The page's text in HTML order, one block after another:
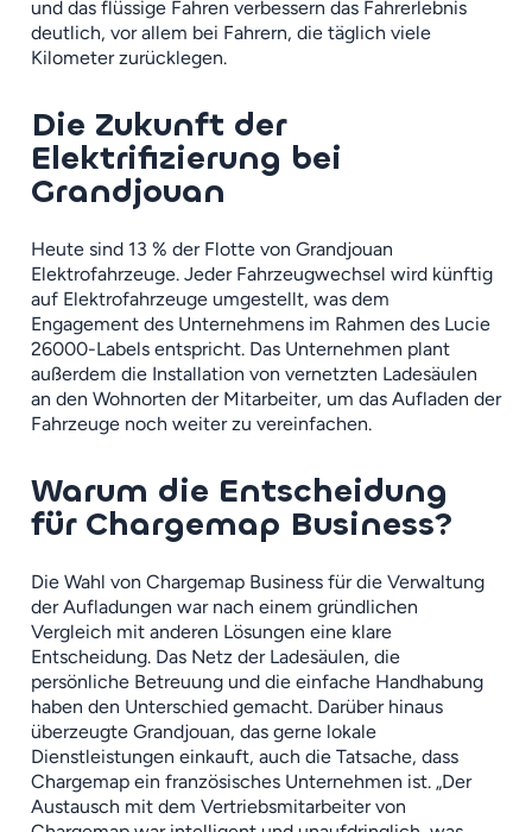
und das flüssige Fahren verbessern das Fahrerlebnis
deutlich, vor allem bei Fahrern, die täglich viele
Kilometer zurücklegen.
Die Zukunft der
Elektrifizierung bei
Grandjouan
Heute sind 13 % der Flotte von Grandjouan
Elektrofahrzeuge. Jeder Fahrzeugwechsel wird künftig
auf Elektrofahrzeuge umgestellt, was dem
Engagement des Unternehmens im Rahmen des Lucie
26000-Labels entspricht. Das Unternehmen plant
außerdem die Installation von vernetzten Ladesäulen
an den Wohnorten der Mitarbeiter, um das Aufladen der
Fahrzeuge noch weiter zu vereinfachen.
Warum die Entscheidung
für Chargemap Business?
Die Wahl von Chargemap Business für die Verwaltung
der Aufladungen war nach einem gründlichen
Vergleich mit anderen Lösungen eine klare
Entscheidung. Das Netz der Ladesäulen, die
persönliche Betreuung und die einfache Handhabung
haben den Unterschied gemacht. Darüber hinaus
überzeugte Grandjouan, das gerne lokale
Dienstleistungen einkauft, auch die Tatsache, dass
Chargemap ein französisches Unternehmen ist. „Der
Austausch mit dem Vertriebsmitarbeiter von